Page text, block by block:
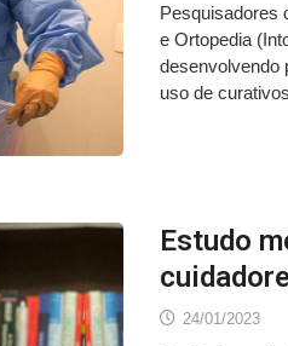
Pesquisadores
e Ortopedia
desenvolvendo
uso de
Estudo
24/01/2023